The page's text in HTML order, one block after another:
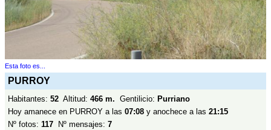
Esta foto es...
PURROY
Habitantes: 52 Altitud: 466 m. Gentilicio: Purriano
Hoy amanece en PURROY a las 07:08 y anochece a las 21:15
Nº fotos: 117 Nº mensajes: 7